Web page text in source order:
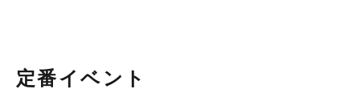
定番イベント